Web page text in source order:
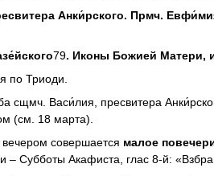
Анки́рского. Прмч.
79. Иконы Божией Матери,
по Триоди.
сщмч. Васи́лия, пресвитера
(см. 18 марта).
совершается малое
– Субботы Акафиста, глас 8-й: